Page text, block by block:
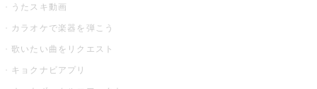
うたスキ動画
カラオケで楽器を弾こう
歌いたい曲をリクエスト
キョクナビアプリ